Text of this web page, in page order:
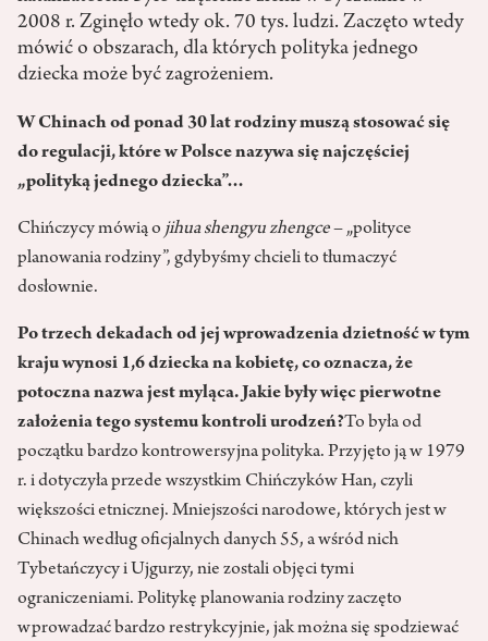
2008 r. Zginęło wtedy ok. 70 tys. ludzi. Zaczęto wtedy
mówić o obszarach, dla których polityka jednego
dziecka może być zagrożeniem.
W Chinach od ponad 30 lat rodziny muszą stosować się
do regulacji, które w Polsce nazywa się najczęściej
„polityką jednego dziecka”…
Chińczycy mówią o jihua shengyu zhengce– „polityce
planowania rodziny”, gdybyśmy chcieli to tłumaczyć
dosłownie.
Po trzech dekadach od jej wprowadzenia dzietność w tym
kraju wynosi 1,6 dziecka na kobietę, co oznacza, że
potoczna nazwa jest myląca. Jakie były więc pierwotne
założenia tego systemu kontroli urodzeń?To była od
początku bardzo kontrowersyjna polityka. Przyjęto ją w 1979
r. i dotyczyła przede wszystkim Chińczyków Han, czyli
większości etnicznej. Mniejszości narodowe, których jest w
Chinach według oficjalnych danych 55, a wśród nich
Tybetańczycy i Ujgurzy, nie zostali objęci tymi
ograniczeniami. Politykę planowania rodziny zaczęto
wprowadzać bardzo restrykcyjnie, jak można się spodziewać